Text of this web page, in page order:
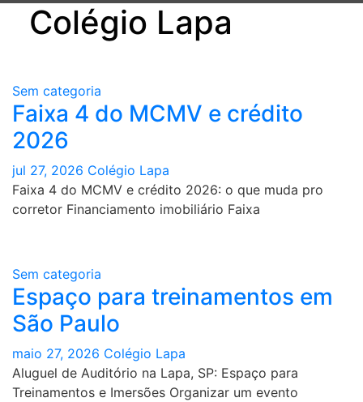
Colégio Lapa
Sem categoria
Faixa 4 do MCMV e crédito
2026
jul 27, 2026 Colégio Lapa
Faixa 4 do MCMV e crédito 2026: o que muda pro
corretor Financiamento imobiliário Faixa
Sem categoria
Espaço para treinamentos em
São Paulo
maio 27, 2026 Colégio Lapa
Aluguel de Auditório na Lapa, SP: Espaço para
Treinamentos e Imersões Organizar um evento